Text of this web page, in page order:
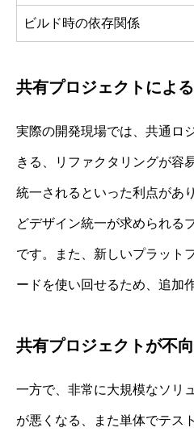
ビルド時の依存関係
共有プロジェクトによ
実際の開発現場では、共通ロ
きる、リファクタリングが容
統一されるといった利点があ
どデザイン統一が求められる
です。また、新しいプラット
ードを使い回せるため、追加
共有プロジェクトが不
一方で、非常に大規模なソリ
が悪くなる、また単体でテス